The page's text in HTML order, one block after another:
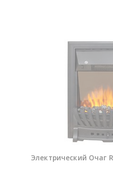
Электрический Очаг